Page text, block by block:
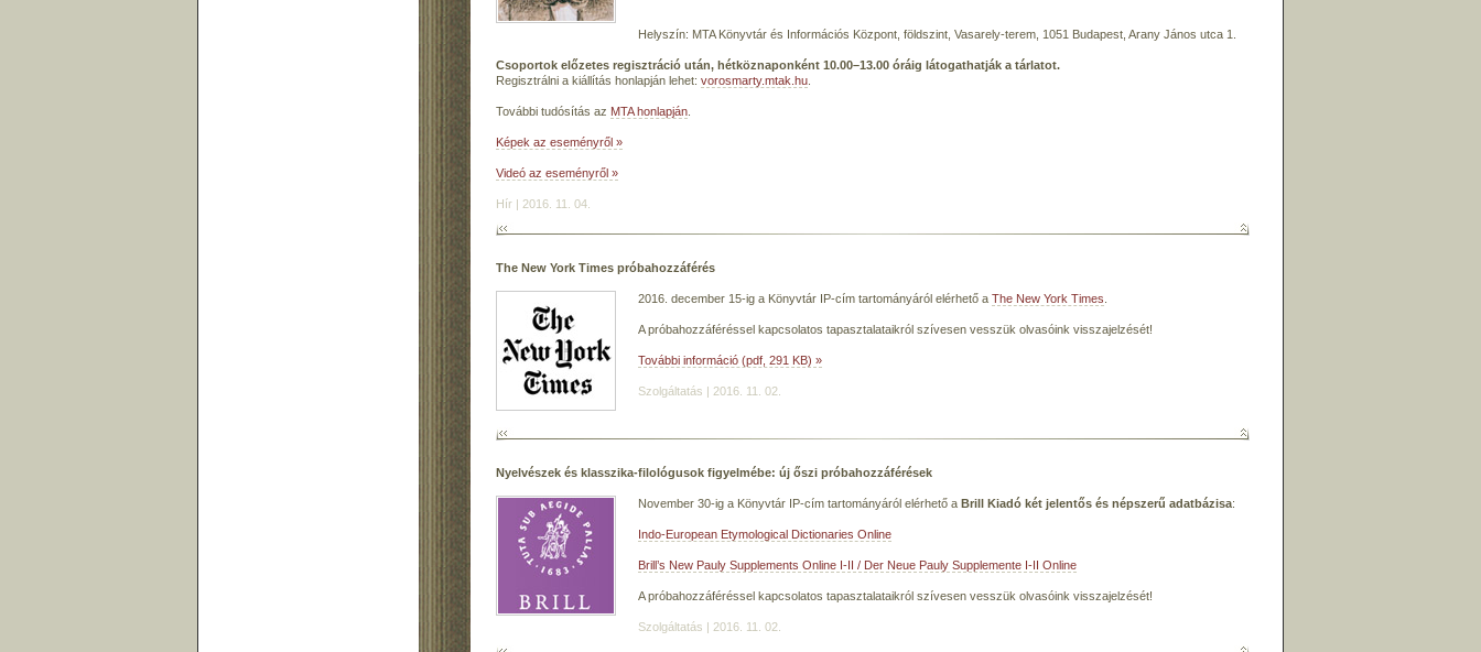
Helyszín: MTA Könyvtár és Információs Központ, földszint, Vasarely-terem, 1051 Budapest, Arany János utca 1.
Csoportok előzetes regisztráció után, hétköznaponként 10.00–13.00 óráig látogathatják a tárlatot.
Regisztrálni a kiállítás honlapján lehet: vorosmarty.mtak.hu
További tudósítás az MTA honlapján
Képek az eseményről »
Videó az eseményről »
Hír | 2016. 11. 04.
The New York Times próbahozzáférés
2016. december 15-ig a Könyvtár IP-cím tartományáról elérhető a The New York Times
A próbahozzáféréssel kapcsolatos tapasztalataikról szívesen vesszük olvasóink visszajelzését!
További információ (pdf, 291 KB) »
Szolgáltatás | 2016. 11. 02.
Nyelvészek és klasszika-filológusok figyelmébe: új őszi próbahozzáférések
November 30-ig a Könyvtár IP-cím tartományáról elérhető a Brill Kiadó két jelentős és népszerű adatbázisa:
Indo-European Etymological Dictionaries Online
Brill’s New Pauly Supplements Online I-II / Der Neue Pauly Supplemente I-II Online
A próbahozzáféréssel kapcsolatos tapasztalataikról szívesen vesszük olvasóink visszajelzését!
Szolgáltatás | 2016. 11. 02.